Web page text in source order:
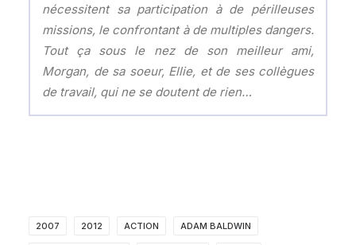
nécessitent sa participation à de périlleuses
missions, le confrontant à de multiples dangers.
Tout ça sous le nez de son meilleur ami,
Morgan, de sa soeur, Ellie, et de ses collègues
de travail, qui ne se doutent de rien…
2007 2012 ACTION ADAM BALDWIN